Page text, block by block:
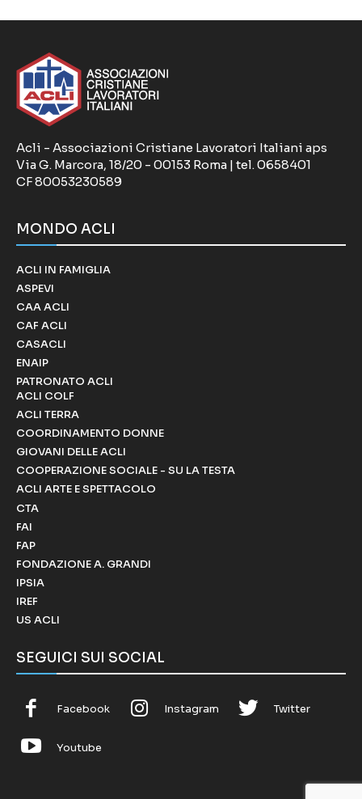
Acli - Associazioni Cristiane Lavoratori Italiani aps
Via G. Marcora, 18/20 - 00153 Roma | tel. 0658401
CF 80053230589
MONDO ACLI
ACLI IN FAMIGLIA
ASPEVI
CAA ACLI
CAF ACLI
CASACLI
ENAIP
PATRONATO ACLI
ACLI COLF
ACLI TERRA
COORDINAMENTO DONNE
GIOVANI DELLE ACLI
COOPERAZIONE SOCIALE - SU LA TESTA
ACLI ARTE E SPETTACOLO
CTA
FAI
FAP
FONDAZIONE A. GRANDI
IPSIA
IREF
US ACLI
SEGUICI SUI SOCIAL
Facebook Instagram Twitter
Youtube